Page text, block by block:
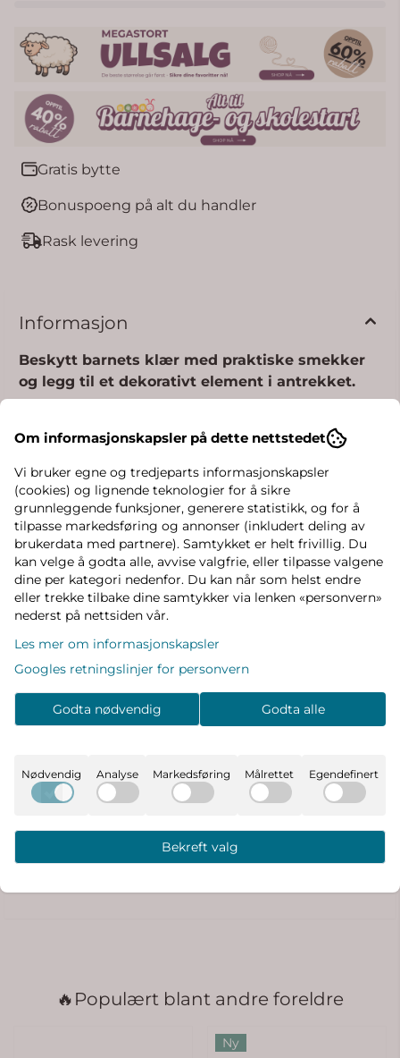
Gratis bytte
Bonuspoeng på alt du handler
Rask levering
Informasjon
Beskytt barnets klær med praktiske smekker
og legg til et dekorativt element i antrekket.
Produkttype:Smekke
Lukking:Trykknappfeste
Ekstra detaljer:Broderi
KVALITETSBESKRIVELSE
Produksjon:Sirkulærstrikk
Produksjonsdetaljer: Single jersey
Stiltype:Babyplagg
Sammensetning:
polyester
BÆREKRAFTSBESKRIVELSE
Hovedmaterialet i dette produktet inneholder
minst 50 % økologisk bomull. Økologisk bomull
biologisk mangfold.
Produsent
🔥Populært blant andre foreldre
Ny
Om informasjonskapsler på dette nettstedet
Vi bruker egne og tredjeparts informasjonskapsler
(cookies) og lignende teknologier for å sikre
grunnleggende funksjoner, generere statistikk, og for å
tilpasse markedsføring og annonser (inkludert deling av
brukerdata med partnere). Samtykket er helt frivillig. Du
kan velge å godta alle, avvise valgfrie, eller tilpasse valgene
dine per kategori nedenfor. Du kan når som helst endre
eller trekke tilbake dine samtykker via lenken «personvern»
nederst på nettsiden vår.
Les mer om informasjonskapsler
Googles retningslinjer for personvern
Godta nødvendig Godta alle
Nødvendig Analyse Markedsføring Målrettet Egendefinert
Bekreft valg